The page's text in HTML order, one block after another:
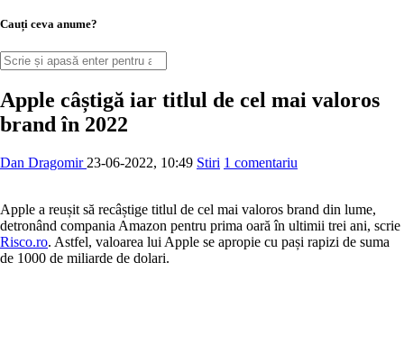
Cauți ceva anume?
Apple câștigă iar titlul de cel mai valoros
brand în 2022
Dan Dragomir 23-06-2022, 10:49 Stiri 1 comentariu
Apple a reușit să recâștige titlul de cel mai valoros brand din lume,
detronând compania Amazon pentru prima oară în ultimii trei ani, scrie
Risco.ro. Astfel, valoarea lui Apple se apropie cu pași rapizi de suma
de 1000 de miliarde de dolari.